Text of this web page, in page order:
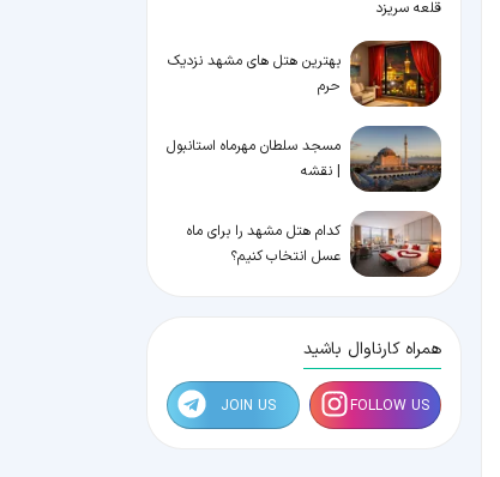
قلعه سریزد
بهترین هتل های مشهد نزدیک
حرم
مسجد سلطان مهرماه استانبول
| نقشه
کدام هتل مشهد را برای ماه
عسل انتخاب کنیم؟
همراه کارناوال باشید
FOLLOW US
JOIN US